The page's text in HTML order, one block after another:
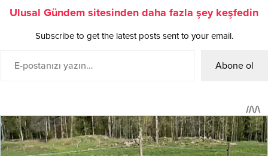
Ulusal Gündem sitesinden daha fazla şey keşfedin
Subscribe to get the latest posts sent to your email.
Abone ol